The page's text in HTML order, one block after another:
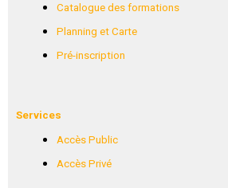
Catalogue des formations
Planning et Carte
Pré-inscription
Services
Accès Public
Accès Privé